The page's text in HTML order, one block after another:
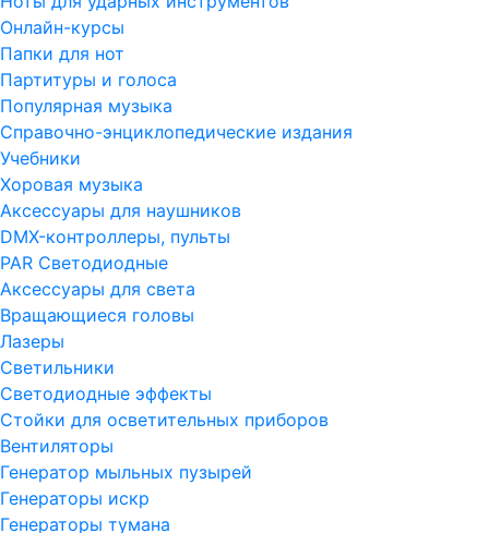
Онлайн-курсы
Папки для нот
Партитуры и голоса
Популярная музыка
Справочно-энциклопедические издания
Учебники
Хоровая музыка
Аксессуары для наушников
DMX-контроллеры, пульты
PAR Светодиодные
Аксессуары для света
Вращающиеся головы
Лазеры
Светильники
Светодиодные эффекты
Стойки для осветительных приборов
Вентиляторы
Генератор мыльных пузырей
Генераторы искр
Генераторы тумана